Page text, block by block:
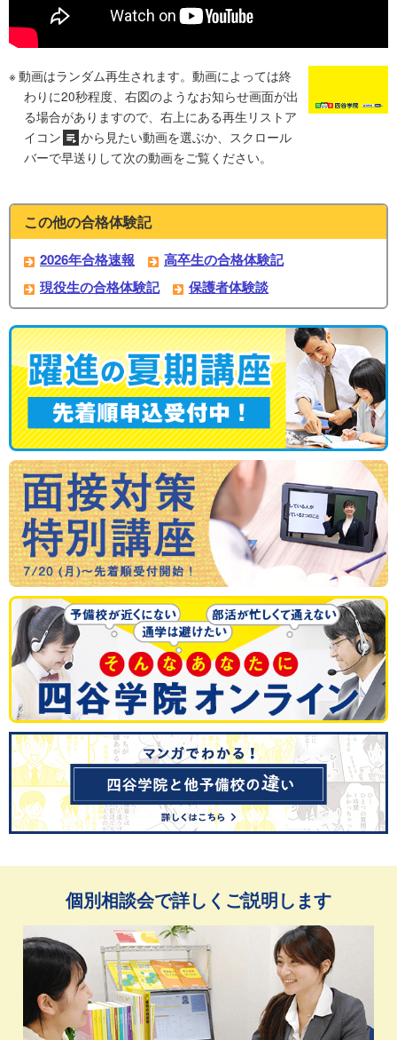
動画はランダム再生されます。動画によっては終
わりに20秒程度、右図のようなお知らせ画面が出
る場合がありますので、右上にある再生リストア
イコン
から見たい動画を選ぶか、スクロール
バーで早送りして次の動画をご覧ください。
この他の合格体験記
2026年合格速報
高卒生の合格体験記
現役生の合格体験記
保護者体験談
個別相談会で詳しくご説明します